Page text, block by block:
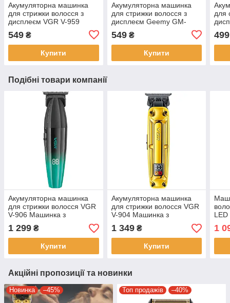
Акумуляторна машинка
для стрижки волосся з
дисплеєм VGR V-959
Машинка для стрижки та
окантування бороди
549 ₴
Купити
Акумуляторна машинка
для стрижки волосся з
дисплеєм Geemy GM-
стрижки та окантування
бороди
549₴
Купити
для
499
Подібні товари компанії
Акумуляторна машинка
для стрижки волосся VGR
V-906 Машинка з
дисплеєм та різними
насадками
1 299 ₴
Купити
Акумуляторна машинка
для стрижки волосся VGR
V-904 Машинка з
дисплеєм та різними
насадками
1 349₴
Купити
1
Акційні пропозиції та новинки
Новинка –45% Топ продажів –40%